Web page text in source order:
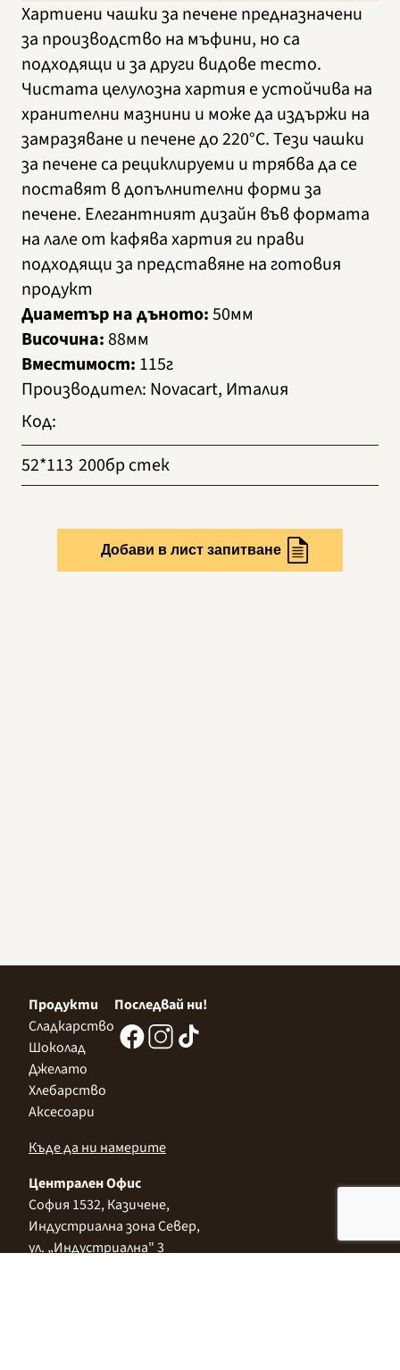
Хартиени чашки за печене предназначени
за производство на мъфини, но са
подходящи и за други видове тесто.
Чистата целулозна хартия е устойчива на
хранителни мазнини и може да издържи на
замразяване и печене до 220°C. Тези чашки
за печене са рециклируеми и трябва да се
поставят в допълнителни форми за
печене. Елегантният дизайн във формата
на лале от кафява хартия ги прави
подходящи за представяне на готовия
продукт
Диаметър на дъното:50мм
Височина:88мм
Вместимост: 115г
Производител: Novacart, Италия
Код:
52*113 200бр стек
Добави в лист запитване
Продукти
Сладкарство
Шоколад
Джелато
Хлебарство
Аксесоари
Последвай ни!
Къде да ни намерите
Централен Офис
София 1532, Казичене,
Индустриална зона Север,
ул. „Индустриална" 3